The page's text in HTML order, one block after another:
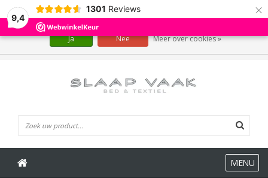
9,4
1301 Reviews ×
MENU
Wij slaan cookies op om onze website te verbeteren. Is dat akkoord?
Ja Nee Meer over cookies »